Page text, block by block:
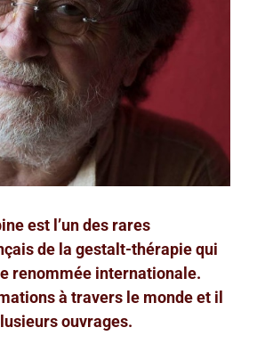
est l’un des rares
de la gestalt-thérapie qui
renommée internationale.
à travers le monde et il
ouvrages.